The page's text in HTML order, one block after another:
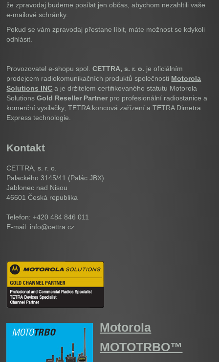
že zpravodaj budeme posílat jen občas, abychom nezahltili vaše
e-mailové schránky.
Pokud se vám zpravodaj přestane líbit, máte možnost se kdykoli
odhlásit.
Provozovatel e-shopu spol.CETTRA, s. r. o. je oficiálním
prodejcem radiokomunikačních produktů společnosti Motorola
Solutions INC a je držitelem certifikovaného statutu Motorola
SolutionsGold Reseller Partner pro profesionální radiostanice a
komerční vysilačky, TETRA koncová zařízení a TETRA Dimetra
Express technologie.
Kontakt
CETTRA, s. r. o.
Palackého 3145/41 (Palác JBX)
Jablonec nad Nisou
46601Česká republika
Telefon: +420 484 846 011
E-mail: info@cettra.cz
Motorola
MOTOTRBO™